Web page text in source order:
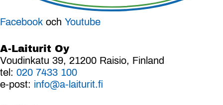
Facebook och Youtube
A-Laiturit Oy
Voudinkatu 39, 21200 Raisio, Finland
tel: 020 7433 100
e-post: info@a-laiturit.fi